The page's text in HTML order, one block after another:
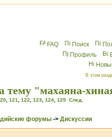
FAQ Поиск
Профиль
В этом
тему "махаяна-
121 122 123 124 125 След.
форумы -> Дискуссии